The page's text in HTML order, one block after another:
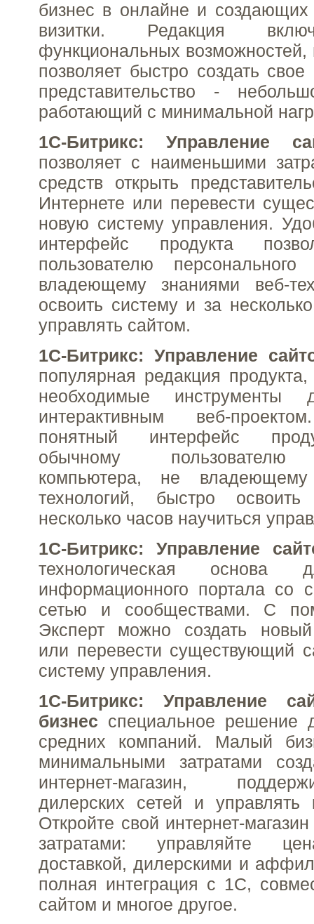
бизнес в онлайне и создающих
визитки. Редакция
функциональных
позволяет быстро создать
представительство -
работающий с минимальной
1С-Битрикс: Управление
позволяет с наименьшими
средств открыть
Интернете или перевести
новую систему управления.
интерфейс продукта
пользователю
владеющему знаниями веб-
освоить систему и за
управлять сайтом.
1С-Битрикс: Управление
популярная редакция
необходимые инструменты
интерактивным веб-
понятный интерфейс
обычному пользователю
компьютера, не
технологий, быстро
несколько часов научиться
1C-Битрикс: Управление
технологическая основа
информационного портала со
сетью и сообществами. С
Эксперт можно создать новый
или перевести существующий
систему управления.
1С-Битрикс: Управление
бизнес специальное решение
средних компаний. Малый
минимальными затратами
интернет-магазин,
дилерских сетей и управлять
Откройте свой интернет-
затратами: управляйте
доставкой, дилерскими и
полная интеграция с 1С,
сайтом и многое другое.